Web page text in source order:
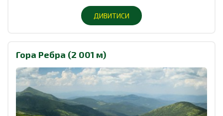
ДИВИТИСИ
Гора Ребра (2 001 м)